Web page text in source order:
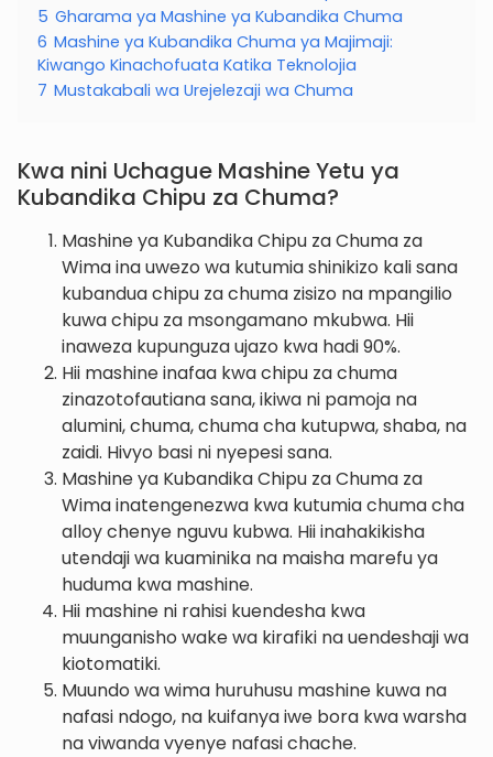
5 Gharama ya Mashine ya Kubandika Chuma
6 Mashine ya Kubandika Chuma ya Majimaji:
Kiwango Kinachofuata Katika Teknolojia
7 Mustakabali wa Urejelezaji wa Chuma
Kwa nini Uchague Mashine Yetu ya
Kubandika Chipu za Chuma?
Mashine ya Kubandika Chipu za Chuma za
Wima ina uwezo wa kutumia shinikizo kali sana
kubandua chipu za chuma zisizo na mpangilio
kuwa chipu za msongamano mkubwa. Hii
inaweza kupunguza ujazo kwa hadi 90%.
Hii mashine inafaa kwa chipu za chuma
zinazotofautiana sana, ikiwa ni pamoja na
alumini, chuma, chuma cha kutupwa, shaba, na
zaidi. Hivyo basi ni nyepesi sana.
Mashine ya Kubandika Chipu za Chuma za
Wima inatengenezwa kwa kutumia chuma cha
alloy chenye nguvu kubwa. Hii inahakikisha
utendaji wa kuaminika na maisha marefu ya
huduma kwa mashine.
Hii mashine ni rahisi kuendesha kwa
muunganisho wake wa kirafiki na uendeshaji wa
kiotomatiki.
Muundo wa wima huruhusu mashine kuwa na
nafasi ndogo, na kuifanya iwe bora kwa warsha
na viwanda vyenye nafasi chache.